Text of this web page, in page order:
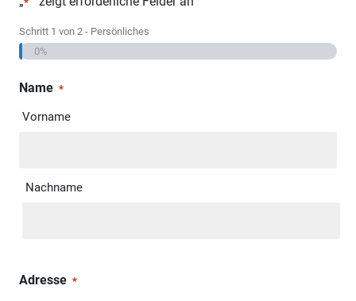
Schritt 1 von 2 - Persönliches
0%
Name *
Vorname
Nachname
Adresse *